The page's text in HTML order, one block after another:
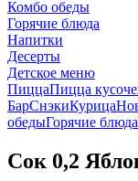
Комбо обеды
Горячие блюда
Напитки
Десерты
Детское меню
ПиццаПицца
БарСнэкиКурица
обедыГорячие блюда
Сок 0,2